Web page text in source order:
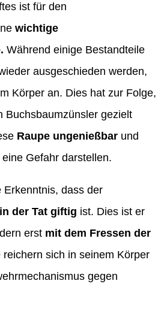
ist für den
wichtige
Während einige Bestandteile
ausgeschieden werden,
Körper an. Dies hat zur Folge,
Buchsbaumzünsler gezielt
Raupe ungenießbar und
Gefahr darstellen.
Erkenntnis, dass der
der Tat giftig ist. Dies ist er
erst mit dem Fressen der
reichern sich in seinem Körper
gegen